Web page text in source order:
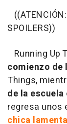
SPOILERS))
Running Up
comienzo de
Things,
de la escuela
regresa unos
chica